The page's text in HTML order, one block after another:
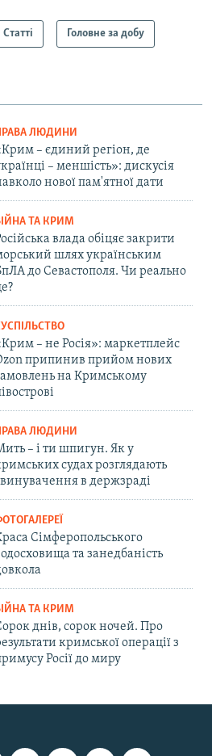
Статті Головне за добу
ЛЮДИНИ
– єдиний регіон, де
– меншість»: дискусія
нової пам'ятної дати
ТА КРИМ
влада обіцяє закрити
шлях українським
до Севастополя. Чи реально
– не Росія»: маркетплейс
припинив прийом нових
на Кримському
ЛЮДИНИ
– і ти шпигун. Як у
судах розглядають
в держзраді
Сімферопольського
та занедбаність
ТА КРИМ
днів, сорок ночей. Про
кримської операції з
Росії до миру